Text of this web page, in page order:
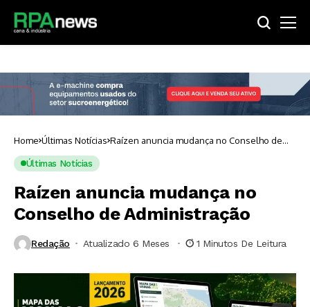
Home Últimas Notícias Raízen anuncia mudança no Conselho de
Últimas Notícias
Raízen anuncia mudança no
Conselho de Administração
Redação Atualizado 6 Meses ⁮ 1 Minutos De Leitura